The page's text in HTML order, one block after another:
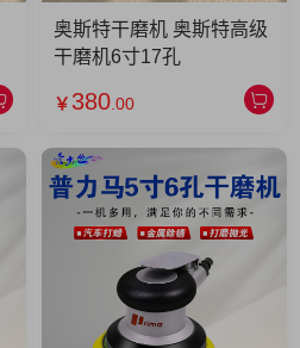
奥斯特干磨机 奥斯特高级
干磨机6寸17孔
￥ 380 .00